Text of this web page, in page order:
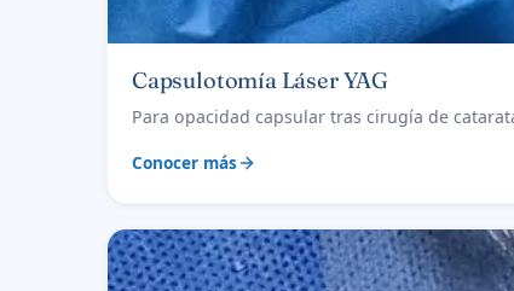
Capsulotomía Láser YAG
Para opacidad capsular tras cirugía de
Conocer más